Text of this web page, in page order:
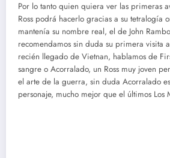
Por lo tanto quien quiera ver las primeras
Ross podrá hacerlo gracias a su tetralogía
mantenía su nombre real, el de John
recomendamos sin duda su primera visita
recién llegado de Vietnan, hablamos de
sangre o Acorralado, un Ross muy joven
el arte de la guerra, sin duda Acorralado
personaje, mucho mejor que el últimos Los